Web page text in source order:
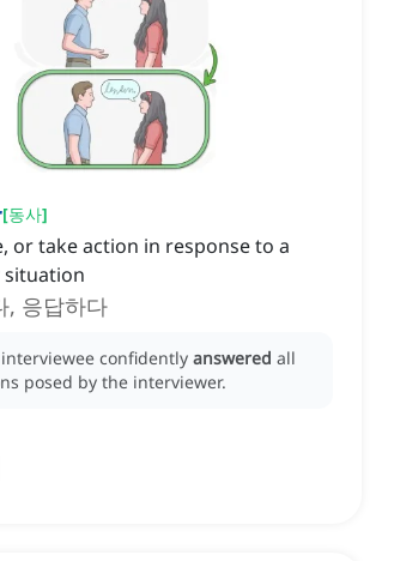
[동사]
or take action in response to a
, 응답하다
confidently answered all
posed by the interviewer.